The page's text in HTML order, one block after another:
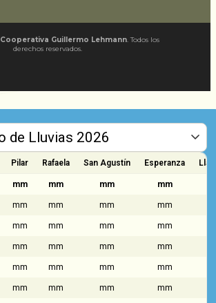
Cooperativa Guillermo Lehmann. Todos los
derechos reservados.
Pilar Rafaela San Agustín Esperanza
mm mm mm mm
mm mm mm mm
mm mm mm mm
mm mm mm mm
mm mm mm mm
mm mm mm mm